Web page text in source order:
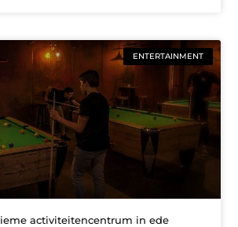
ENTERTAINMENT
activiteitencentrum in ede